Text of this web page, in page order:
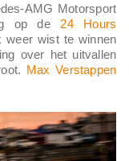
AMG Motorsport
op de 24 Hours
weer wist te winnen
over het uitvallen
Max Verstappen